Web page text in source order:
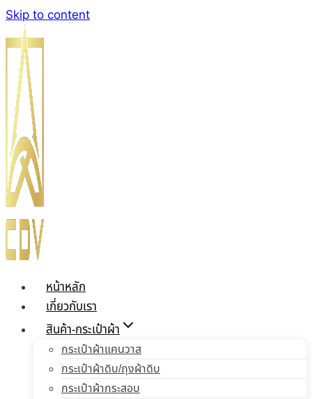
Skip to content
หน้าหลัก
เกี่ยวกับเรา
สินค้า-กระเป๋าผ้า
กระเป๋าผ้าแคนวาส
กระเป๋าผ้าดิบ/ถุงผ้าดิบ
กระเป๋าผ้ากระสอบ